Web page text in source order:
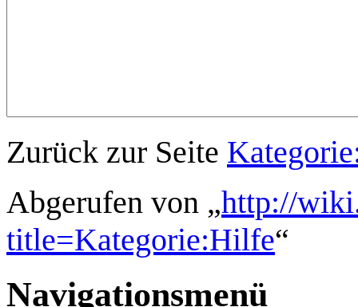
Zurück zur Seite
Abgerufen von „http://
title=Kategorie:Hilfe“
Navigationsmenü